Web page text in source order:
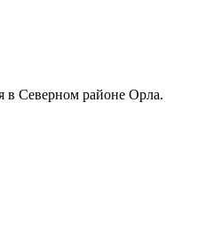
в Северном районе Орла.